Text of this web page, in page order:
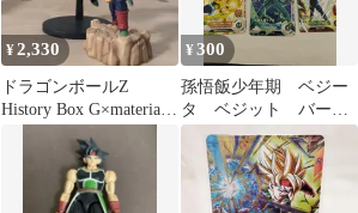
¥2,330
ドラゴンボールZ
History Box G×materiaバ
¥300
孫悟飯少年期 ベジー
タ ベジット バーダ
ック 人造人間17号 v
ジャンプ プロモ